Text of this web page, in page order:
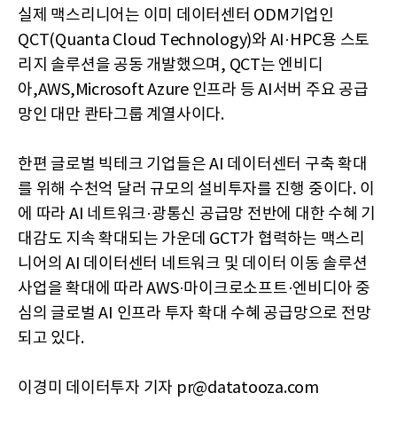
실제 맥스리니어는 이미 데이터센터 ODM기업인
QCT(Quanta Cloud Technology)와 AI·HPC용 스토
리지 솔루션을 공동 개발했으며, QCT는 엔비디
아,AWS,Microsoft Azure 인프라 등 AI서버 주요 공급
망인 대만 콴타그룹 계열사이다.
한편 글로벌 빅테크 기업들은 AI 데이터센터 구축 확대
를 위해 수천억 달러 규모의 설비투자를 진행 중이다. 이
에 따라 AI 네트워크·광통신 공급망 전반에 대한 수혜 기
대감도 지속 확대되는 가운데 GCT가 협력하는 맥스리
니어의 AI 데이터센터 네트워크 및 데이터 이동 솔루션
사업을 확대에 따라 AWS·마이크로소프트·엔비디아 중
심의 글로벌 AI 인프라 투자 확대 수혜 공급망으로 전망
되고 있다.
이경미 데이터투자 기자 pr@datatooza.com